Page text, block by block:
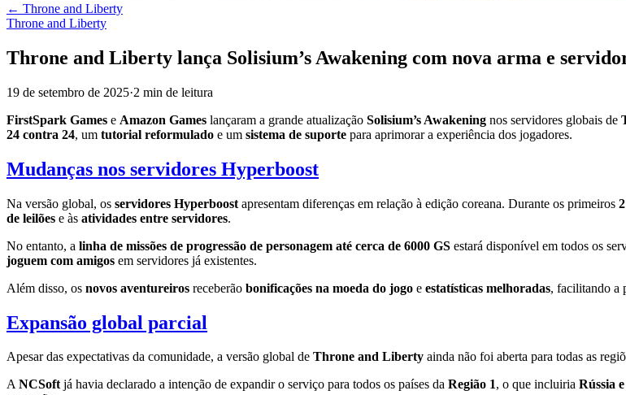
← Throne and Liberty
Throne and Liberty
Throne and Liberty lança Solisium’s Awakening com nova arma e
19 de setembro de 2025·2 min de leitura
FirstSpark Games e Amazon Games lançaram a grande atualização Solisium’s Awakening nos servidores globais de
24 contra 24, um tutorial reformulado e um sistema de suporte para aprimorar a experiência dos jogadores.
Mudanças nos servidores Hyperboost
Na versão global, os servidores Hyperboost apresentam diferenças em relação à edição coreana. Durante os primeiros
de leilões e às atividades entre servidores.
No entanto, a linha de missões de progressão de personagem até cerca de 6000 GS estará disponível em todos os
joguem com amigos em servidores já existentes.
Além disso, os novos aventureiros receberão bonificações na moeda do jogo e estatísticas melhoradas, facilitando a
Expansão global parcial
Apesar das expectativas da comunidade, a versão global de Throne and Liberty ainda não foi aberta para todas as
ANCSoftjá havia declarado a intenção de expandir o serviço para todos os países da Região 1, o que incluiria Rússia